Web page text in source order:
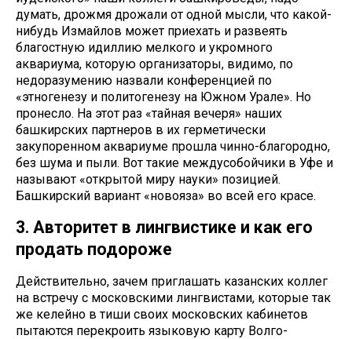
думать, дрожмя дрожали от одной мысли, что какой-
нибудь Измайлов может приехать и развеять
благостную идиллию мелкого и укромного
аквариума, которую организаторы, видимо, по
недоразумению назвали конференцией по
«этногенезу и политогенезу на Южном Урале». Но
пронесло. На этот раз «тайная вечеря» наших
башкирских партнеров в их герметически
закупоренном аквариуме прошла чинно-благородно,
без шума и пыли. Вот такие междусобойчики в Уфе и
называют «открытой миру науки» позицией.
Башкирский вариант «новояза» во всей его красе.
3. Авторитет в лингвистике и как его
продать подороже
Действительно, зачем приглашать казанских коллег
на встречу с московскими лингвистами, которые так
же келейно в тиши своих московских кабинетов
пытаются перекроить языковую карту Волго-